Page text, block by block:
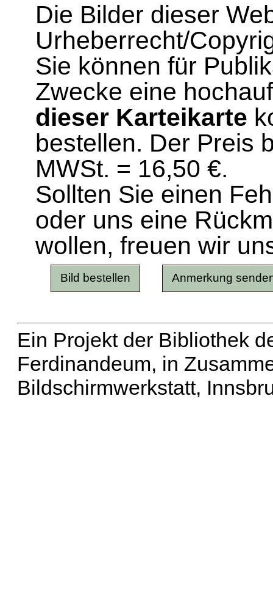
Die Bilder dieser
Urheberrecht/
Sie können für
Zwecke eine
dieser Karteikarte
bestellen. Der Preis
MWSt. = 16,50 €.
Sollten Sie einen
oder uns eine
wollen, freuen wir
Ein Projekt der Bibliothek
Ferdinandeum, in
Bildschirmwerkstatt,